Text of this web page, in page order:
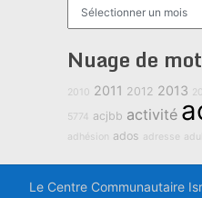
Archives
Nuage de
2010 2011 2012 2013
5774 acjbb activité
adhésion ados adresse
Le Centre Communautaire